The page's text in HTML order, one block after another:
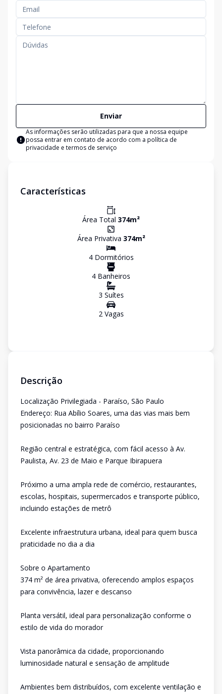
Enviar
As informações serão utilizadas para que a nossa equipe
possa entrar em contato de acordo com a política de
privacidade e termos de serviço
Características
Área Total 374m²
Área Privativa 374m²
4Dormitórios
4 Banheiros
3 Suítes
2Vagas
Descrição
Localização Privilegiada - Paraíso, São Paulo
Endereço: Rua Abílio Soares, uma das vias mais bem
posicionadas no bairro Paraíso
Região central e estratégica, com fácil acesso à Av.
Paulista, Av. 23 de Maio e Parque Ibirapuera
Próximo a uma ampla rede de comércio, restaurantes,
escolas, hospitais, supermercados e transporte público,
incluindo estações de metrô
Excelente infraestrutura urbana, ideal para quem busca
praticidade no dia a dia
Sobre o Apartamento
374 m² de área privativa, oferecendo amplos espaços
para convivência, lazer e descanso
Planta versátil, ideal para personalização conforme o
estilo de vida do morador
Vista panorâmica da cidade, proporcionando
luminosidade natural e sensação de amplitude
Ambientes bem distribuídos, com excelente ventilação e